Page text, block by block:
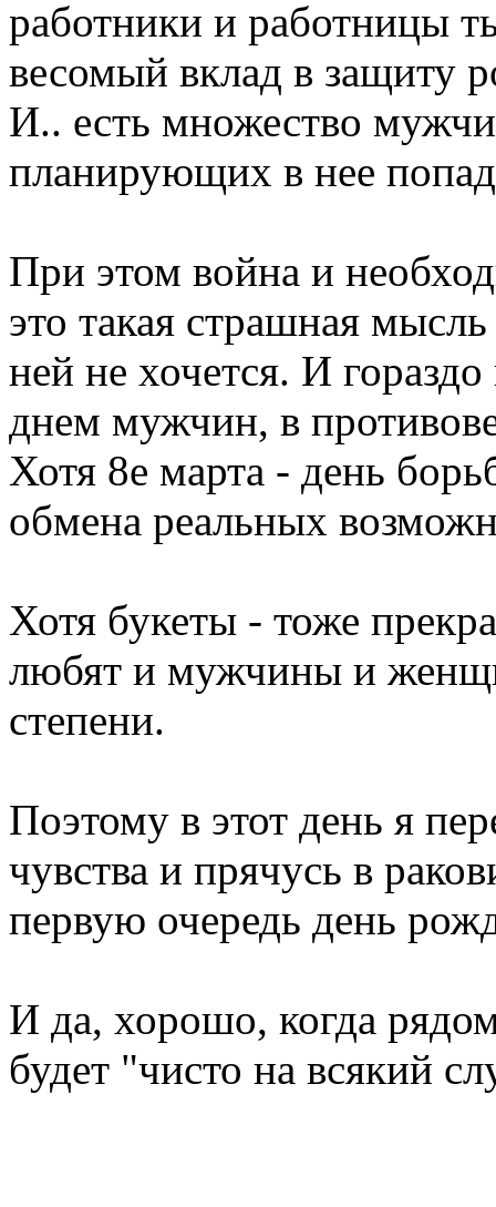
работники и работницы
весомый вклад в защиту
И.. есть множество
планирующих в нее
При этом война и
это такая страшная
ней не хочется. И
днем мужчин, в
Хотя 8е марта - день
обмена реальных
Хотя букеты - тоже
любят и мужчины и
степени.
Поэтому в этот день я
чувства и прячусь в
первую очередь день
И да, хорошо, когда
будет "чисто на всякий